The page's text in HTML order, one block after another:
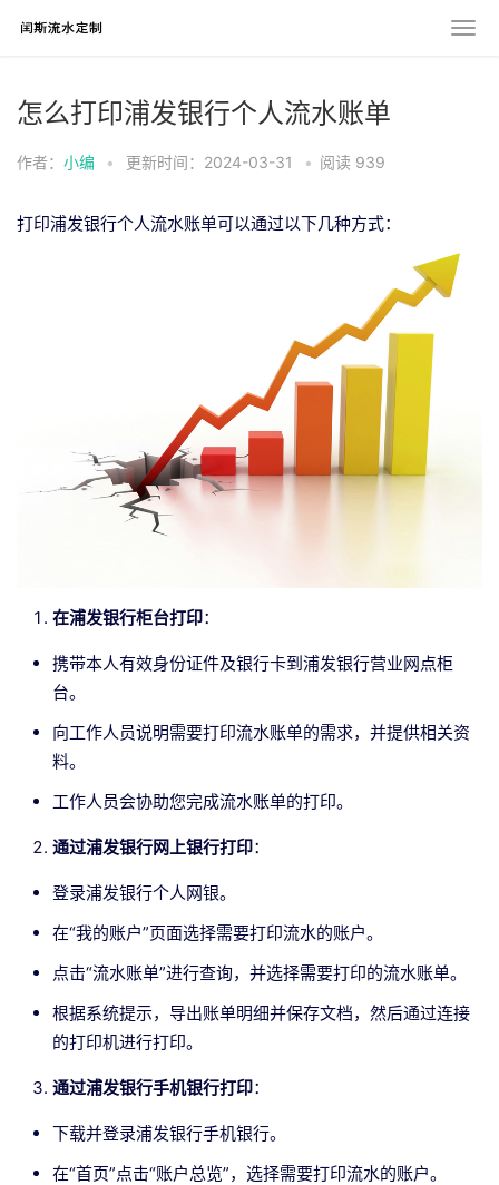
怎么打印浦发银行个人流水账单
作者： 小编 • 更新时间：2024-03-31 • 阅读 939
打印浦发银行个人流水账单可以通过以下几种方式：
在浦发银行柜台打印：
携带本人有效身份证件及银行卡到浦发银行营业网点柜
台。
向工作人员说明需要打印流水账单的需求，并提供相关资
料。
工作人员会协助您完成流水账单的打印。
通过浦发银行网上银行打印：
登录浦发银行个人网银。
在“我的账户”页面选择需要打印流水的账户。
点击“流水账单”进行查询，并选择需要打印的流水账单。
根据系统提示，导出账单明细并保存文档，然后通过连接
的打印机进行打印。
通过浦发银行手机银行打印：
下载并登录浦发银行手机银行。
在“首页”点击“账户总览”，选择需要打印流水的账户。